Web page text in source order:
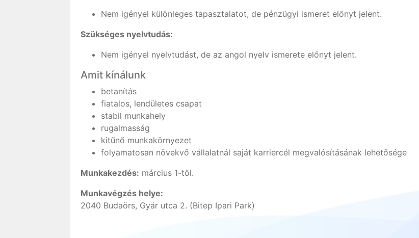
Nem igényel különleges tapasztalatot, de pénzügyi ismeret előnyt jelent.
Szükséges nyelvtudás:
Nem igényel nyelvtudást, de az angol nyelv ismerete előnyt jelent.
Amit kínálunk
betanítás
fiatalos, lendületes csapat
stabil munkahely
rugalmasság
kitűnő munkakörnyezet
folyamatosan növekvő vállalatnál saját karriercél megvalósításának lehetősége
Munkakezdés: március 1-től.
Munkavégzés helye:
2040 Budaörs, Gyár utca 2. (Bitep Ipari Park)